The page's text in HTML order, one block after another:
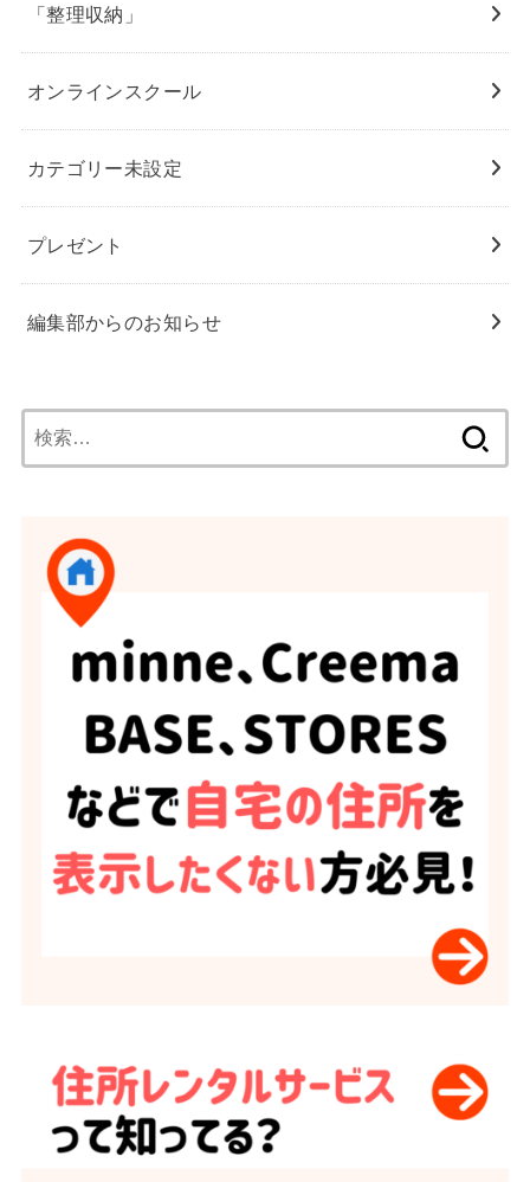
「整理収納」
オンラインスクール
カテゴリー未設定
プレゼント
編集部からのお知らせ
索: